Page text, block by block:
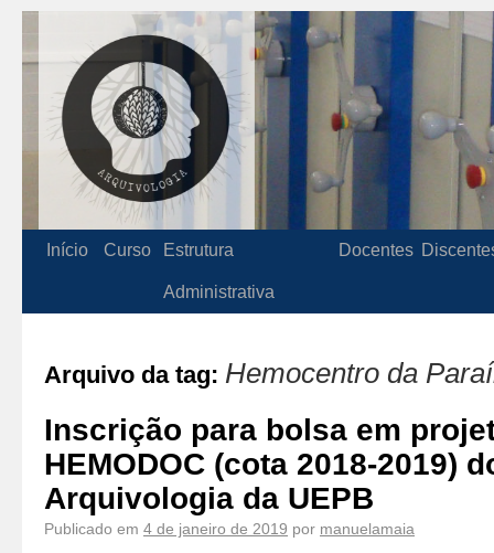
Início Curso Estrutura
Administrativa
Docentes
Arquivo da tag: Hemocentro da
Inscrição para bolsa em
HEMODOC (cota 2018-2019)
Arquivologia da UEPB
Publicado em 4 de janeiro de 2019 por manuelamaia